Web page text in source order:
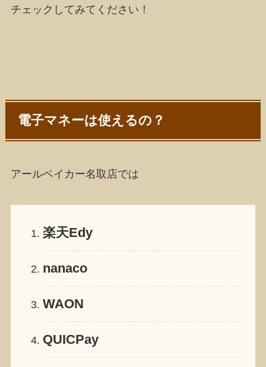
チェックしてみてください！
電子マネーは使えるの？
アールベイカー名取店では
楽天Edy
nanaco
WAON
QUICPay